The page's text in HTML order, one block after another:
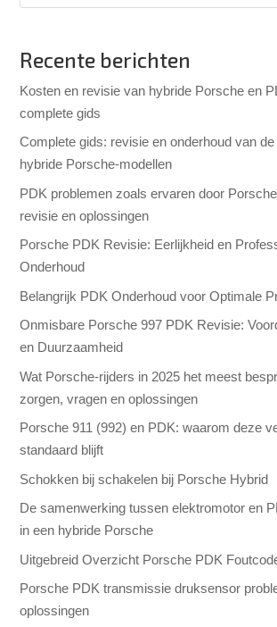
Recente berichten
Kosten en revisie van hybride Porsche en
complete gids
Complete gids: revisie en onderhoud van
hybride Porsche-modellen
PDK problemen zoals ervaren door
revisie en oplossingen
Porsche PDK Revisie: Eerlijkheid en
Onderhoud
Belangrijk PDK Onderhoud voor Optimale
Onmisbare Porsche 997 PDK Revisie:
en Duurzaamheid
Wat Porsche-rijders in 2025 het meest
zorgen, vragen en oplossingen
Porsche 911 (992) en PDK: waarom deze
standaard blijft
Schokken bij schakelen bij Porsche Hybrid
De samenwerking tussen elektromotor en
in een hybride Porsche
Uitgebreid Overzicht Porsche PDK
Porsche PDK transmissie druksensor
oplossingen